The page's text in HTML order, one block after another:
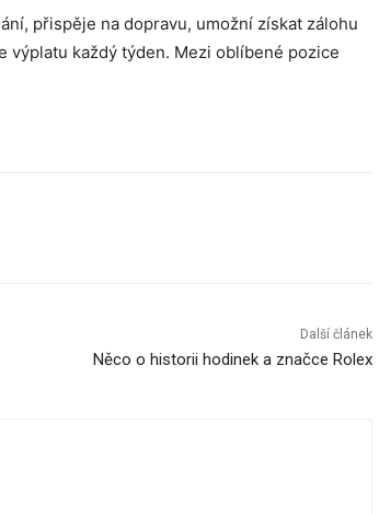
přispěje na dopravu, umožní získat zálohu
výplatu každý týden. Mezi oblíbené pozice
Další článek
Něco o historii hodinek a značce Rolex